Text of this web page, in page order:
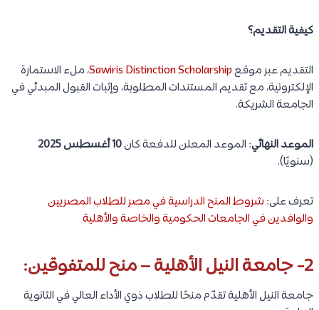
كيفية التقديم؟
التقديم عبر موقعSawiris Distinction Scholarship، ملء الاستمارة
الإلكترونية، مع تقديم المستندات المطلوبة، وإثبات القبول المبدئي في
الجامعة الشريكة.
الموعد النهائي: الموعد المعلن للدفعة كان10 أغسطس 2025
(سنويًا).
تعرف على: شروط المنح الدراسية في مصر للطلاب المصريين
والوافدين في الجامعات الحكومية والخاصة والأهلية
2- جامعة النيل الأهلية – منح للمتفوقين:
جامعة النيل الأهلية تقدّم منحًا للطلاب ذوي الأداء العالي في الثانوية